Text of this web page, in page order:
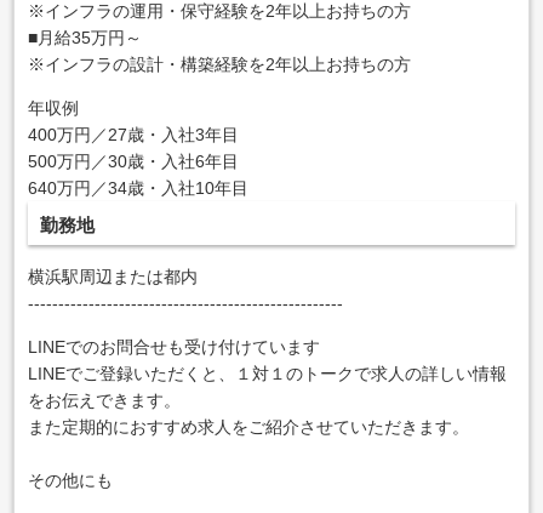
※インフラの運用・保守経験を2年以上お持ちの方
■月給35万円～
※インフラの設計・構築経験を2年以上お持ちの方
年収例
400万円／27歳・入社3年目
500万円／30歳・入社6年目
640万円／34歳・入社10年目
勤務地
横浜駅周辺または都内
----------------------------------------------------
LINEでのお問合せも受け付けています
LINEでご登録いただくと、１対１のトークで求人の詳しい情報
をお伝えできます。
また定期的におすすめ求人をご紹介させていただきます。
その他にも